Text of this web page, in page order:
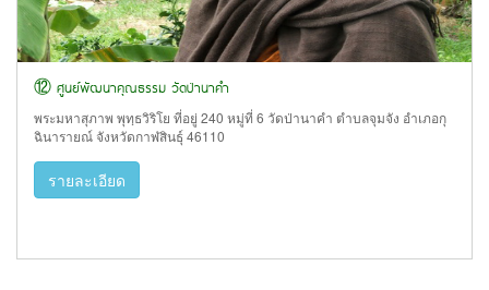
⑫ ศูนย์พัฒนาคุณธรรม วัดป่านาคำ
พระมหาสุภาพ พุทฺธวิริโย ที่อยู่ 240 หมู่ที่ 6 วัดป่านาคำ ตำบลจุมจัง อำเภอกุ
ฉินารายณ์ จังหวัดกาฬสินธุ์ 46110
รายละเอียด